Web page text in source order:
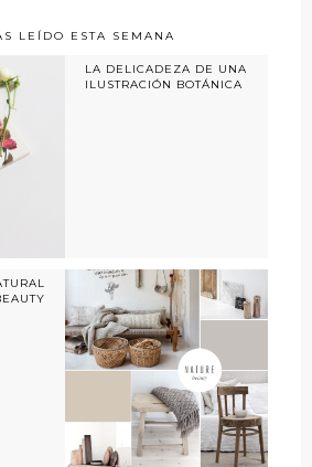
LEÍDO ESTA SEMANA
LA DELICADEZA DE UNA
ILUSTRACIÓN BOTÁNICA